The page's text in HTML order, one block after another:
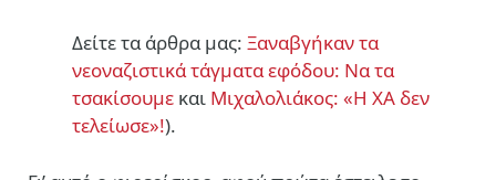
Δείτε τα άρθρα μας: Ξαναβγήκαν τα
νεοναζιστικά τάγματα εφόδου: Να τα
τσακίσουμε και Μιχαλολιάκος: «Η ΧΑ δεν
τελείωσε»!).